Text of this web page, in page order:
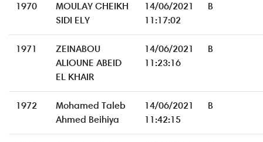
1970
MOULAY CHEIKH
SIDI ELY
14/06/2021
11:17:02
B
1971
ZEINABOU
ALIOUNE ABEID
EL KHAIR
14/06/2021
11:23:16
B
1972
Mohamed Taleb
Ahmed Beihiya
14/06/2021
11:42:15
B